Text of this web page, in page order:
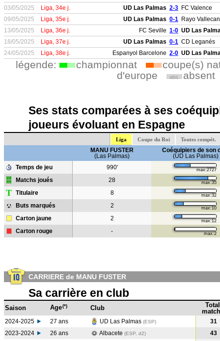
03/05/2025 Liga, 34e j. UD Las Palmas 2-3 FC Valence
09/05/2025
Liga, 35e j. UD Las Palmas 0-1 Rayo
13/05/2025
Liga, 36e j. FC Seville 1-0 UD Las
18/05/2025
Liga, 37e j. UD Las Palmas 0-1 CD Leganés
24/05/2025
Liga, 38e j. Espanyol Barcelone 2-0 UD Las
légende: championnat
coupe(s)
d'europe
abs. absent
Ses stats comparées à ses
joueurs évoluant en Espagne
Liga Coupe du Roi Toutes compét.
MANU FUSTER
(Las Palmas)
Coéquipiers de son
(UD Las Palmas)
Temps de jeu
990' max:2727
Matchs joués 28 max:35
T Titulaire 8 max:32
Buts marqués 2 max:10
Carton jaune 2 max:12
Carton rouge - max:2
CARRIERE de MANU FUSTER
Sa carrière en club
Saison Age(*) Club
Total
2024-2025 27 ans UD Las Palmas (ESP)
31
2023-2024
26 ans Albacete (ESP, d2)
43